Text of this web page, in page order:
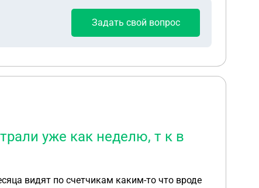
Задать свой вопрос
уже как неделю, т к в
видят по счетчикам каким-то что вроде